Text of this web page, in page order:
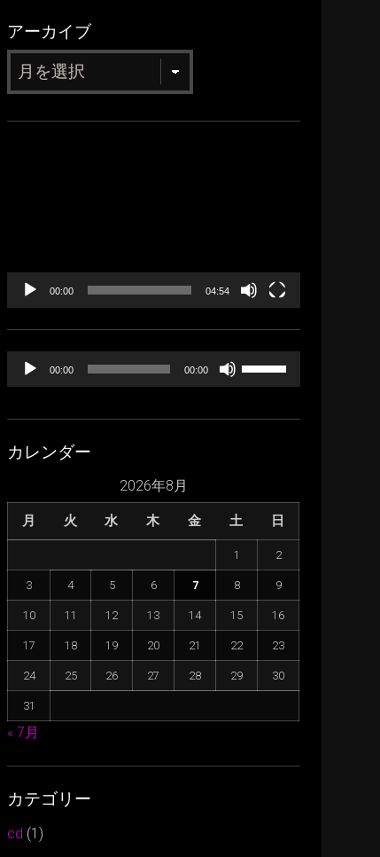
アーカイブ
ー
ヤ
00:00 04:54
声
ー
ー
00:00 00:00
リ
節
に
上
矢
印
キ
カレンダー
2026年8月
月 火 水 木 金 土 日
1 2
3 4 5 6 7 8 9
10 11 12 13 14 15 16
17 18 19 20 21 22 23
24 25 26 27 28 29 30
31
« 7月
カテゴリー
cd (1)